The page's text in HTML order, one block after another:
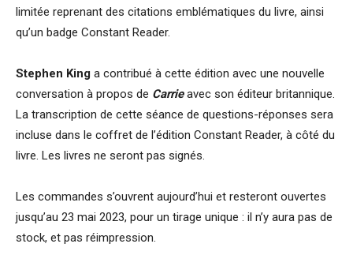
limitée reprenant des citations emblématiques du livre, ainsi
qu’un badge Constant Reader.
Stephen King a contribué à cette édition avec une nouvelle
conversation à propos de Carrieavec son éditeur britannique.
La transcription de cette séance de questions-réponses sera
incluse dans le coffret de l’édition Constant Reader, à côté du
livre. Les livres ne seront pas signés.
Les commandes s’ouvrent aujourd’hui et resteront ouvertes
jusqu’au 23 mai 2023, pour un tirage unique : il n’y aura pas de
stock, et pas réimpression.